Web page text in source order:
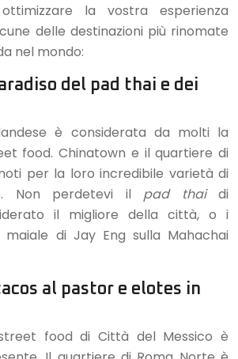
la vostra esperienza
delle destinazioni più rinomate
nel mondo:
del pad thai e dei
è considerata da molti la
food. Chinatown e il quartiere di
per la loro incredibile varietà di
Non perdetevi il pad thaidi
il migliore della città, o i
maiale di Jay Eng sulla Mahachai
al pastor e elotes in
food di Città del Messico è